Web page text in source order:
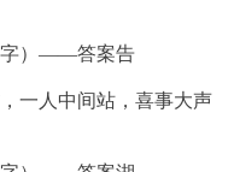
）——答案告
一人中间站，喜事大声